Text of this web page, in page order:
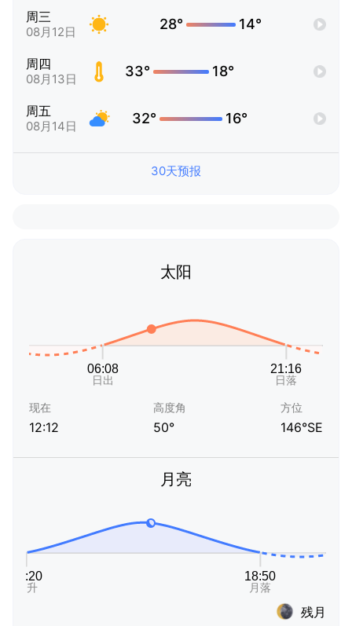
周三
08月12日 28° 14°
周四
08月13日 33° 18°
周五
08月14日 32° 16°
30天预报
太阳
现在
12:12
高度角
50°
方位
146°SE
月亮
残月